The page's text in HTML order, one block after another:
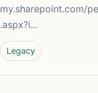
my.sharepoint.com/
.aspx?i...
Legacy